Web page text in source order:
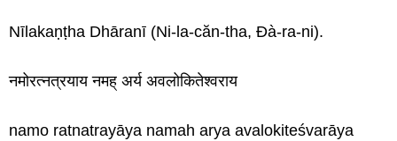
Nīlakaṇṭha Dhāranī (Ni-la-căn-tha, Đà-ra-ni).
नमोरत्नत्रयाय नमह् अर्य अवलोकितेश्वराय
namo ratnatrayāya namah arya avalokiteśvarāya